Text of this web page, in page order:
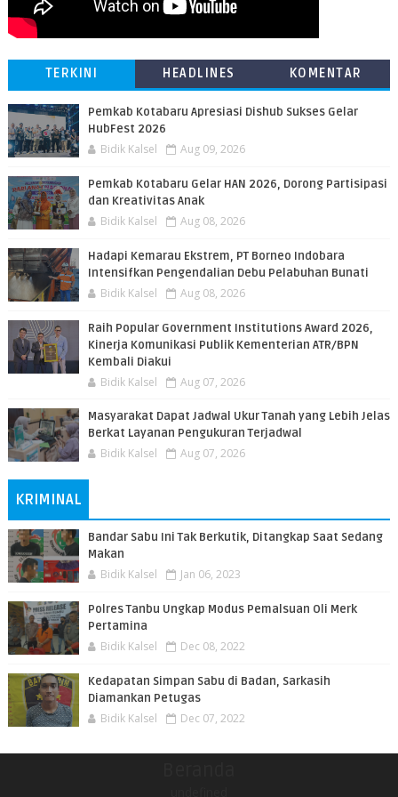
TERKINI HEADLINES KOMENTAR
Pemkab Kotabaru Apresiasi Dishub Sukses Gelar
HubFest 2026
Bidik Kalsel Aug 09, 2026
Pemkab Kotabaru Gelar HAN 2026, Dorong Partisipasi
dan Kreativitas Anak
Bidik Kalsel Aug 08, 2026
​Hadapi Kemarau Ekstrem, PT Borneo Indobara
Intensifkan Pengendalian Debu Pelabuhan Bunati
Bidik Kalsel Aug 08, 2026
Raih Popular Government Institutions Award 2026,
Kinerja Komunikasi Publik Kementerian ATR/BPN
Kembali Diakui
Bidik Kalsel Aug 07, 2026
Masyarakat Dapat Jadwal Ukur Tanah yang Lebih Jelas
Berkat Layanan Pengukuran Terjadwal
Bidik Kalsel Aug 07, 2026
KRIMINAL
Bandar Sabu Ini Tak Berkutik, Ditangkap Saat Sedang
Makan
Bidik Kalsel Jan 06, 2023
Polres Tanbu Ungkap Modus Pemalsuan Oli Merk
Pertamina
Bidik Kalsel Dec 08, 2022
Kedapatan Simpan Sabu di Badan, Sarkasih
Diamankan Petugas
Bidik Kalsel Dec 07, 2022